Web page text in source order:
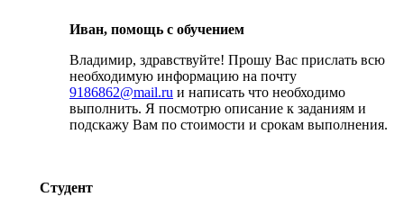
Иван, помощь с обучением
Владимир, здравствуйте! Прошу Вас прислать всю
необходимую информацию на почту
9186862@mail.ru и написать что необходимо
выполнить. Я посмотрю описание к заданиям и
подскажу Вам по стоимости и срокам выполнения.
Студент